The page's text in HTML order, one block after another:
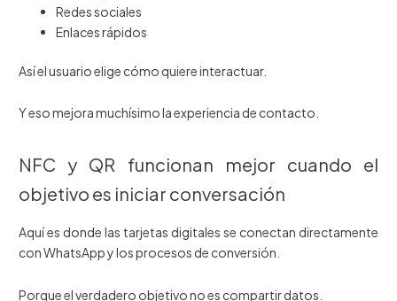
Redes sociales
Enlaces rápidos
Así el usuario elige cómo quiere interactuar.
Y eso mejora muchísimo la experiencia de contacto.
NFC y QR funcionan mejor cuando el
objetivo es iniciar conversación
Aquí es donde las tarjetas digitales se conectan directamente
con WhatsApp y los procesos de conversión.
Porque el verdadero objetivo no es compartir datos.